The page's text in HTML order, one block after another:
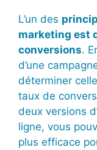
L’un des
marketing est
conversions.
d’une
déterminer
taux de
deux versions
ligne, vous
plus efficace